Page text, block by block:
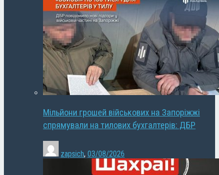
Мільйони грошей військових на Запоріжжі
спрямували на тилових бухгалтерів: ДБР
zapsich, 03/08/2026